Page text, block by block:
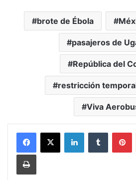
brote de Ébola
pasajeros de
República del
restricción
Viva
LinkedInTumblr
Print